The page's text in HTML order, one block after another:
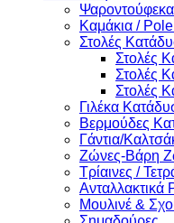
Ψαροντούφεκα
Καμάκια /
Στολές
Στολές
Στολές
Στολές
Γιλέκα
Βερμούδες
Γάντια/
Ζώνες-Βάρη
Τρίαινες /
Μουλινέ &